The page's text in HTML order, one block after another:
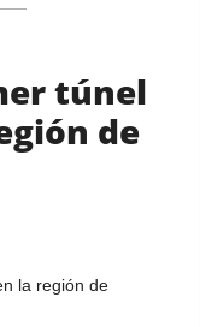
túnel
de